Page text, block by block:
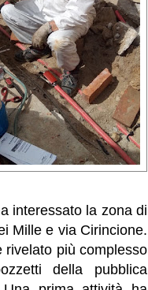
interessato la zona di
Mille e via Cirincione.
rivelato più complesso
della pubblica